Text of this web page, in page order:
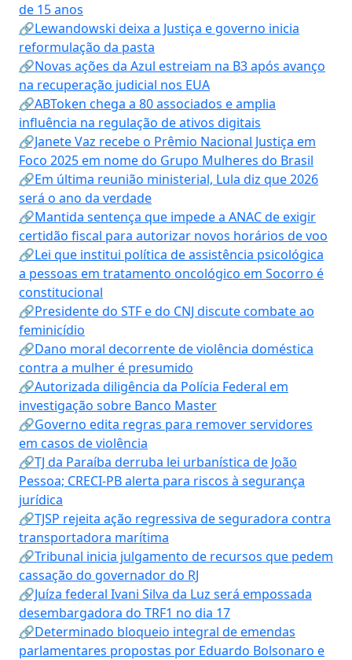
de 15 anos
🔗Lewandowski deixa a Justiça e governo inicia
reformulação da pasta
🔗Novas ações da Azul estreiam na B3 após avanço
na recuperação judicial nos EUA
🔗ABToken chega a 80 associados e amplia
influência na regulação de ativos digitais
🔗Janete Vaz recebe o Prêmio Nacional Justiça em
Foco 2025 em nome do Grupo Mulheres do Brasil
🔗Em última reunião ministerial, Lula diz que 2026
será o ano da verdade
🔗Mantida sentença que impede a ANAC de exigir
certidão fiscal para autorizar novos horários de voo
🔗Lei que institui política de assistência psicológica
a pessoas em tratamento oncológico em Socorro é
constitucional
🔗Presidente do STF e do CNJ discute combate ao
feminicídio
🔗Dano moral decorrente de violência doméstica
contra a mulher é presumido
🔗Autorizada diligência da Polícia Federal em
investigação sobre Banco Master
🔗Governo edita regras para remover servidores
em casos de violência
🔗TJ da Paraíba derruba lei urbanística de João
Pessoa; CRECI-PB alerta para riscos à segurança
jurídica
🔗TJSP rejeita ação regressiva de seguradora contra
transportadora marítima
🔗Tribunal inicia julgamento de recursos que pedem
cassação do governador do RJ
🔗Juíza federal Ivani Silva da Luz será empossada
desembargadora do TRF1 no dia 17
🔗Determinado bloqueio integral de emendas
parlamentares propostas por Eduardo Bolsonaro e